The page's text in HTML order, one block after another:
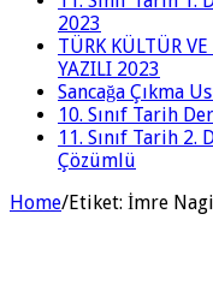
2023
TÜRK KÜLTÜR
YAZILI 2023
Sancağa Çıkma
10. Sınıf Tarih
11. Sınıf Tarih 2.
Çözümlü
Home/Etiket: İmre Nagi